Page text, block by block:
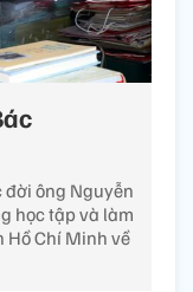
đời ông Nguyễn
học tập và làm
Hồ Chí Minh về